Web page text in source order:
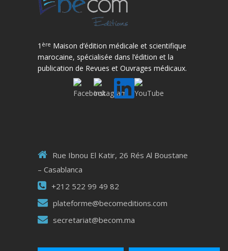
1 ère Maison d’édition médicale et scientifique
marocaine, spécialisée dans l’édition et la
publication de Revues et Ouvrages médicaux.
Rue Ibnou El Katir, 26 Rés Al Boustane
– Casablanca
+212 522 99 49 82
plateforme@becomeditions.com
secretariat@becom.ma